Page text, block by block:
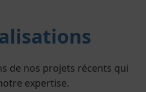
de nos projets récents qui
expertise.